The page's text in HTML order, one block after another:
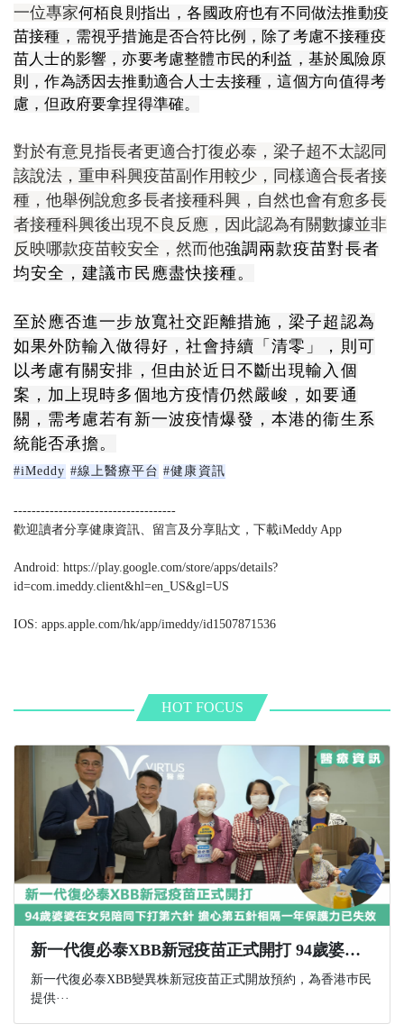
一位專家何栢良則指出，各國政府也有不同做法推動疫
苗接種，需視乎措施是否合符比例，除了考慮不接種疫
苗人士的影響，亦要考慮整體市民的利益，基於風險原
則，作為誘因去推動適合人士去接種，這個方向值得考
慮，但政府要拿捏得準確。
對於有意見指長者更適合打復必泰，梁子超不太認同
該說法，重申科興疫苗副作用較少，同樣適合長者接
種， 他舉例說愈多長者接種科興，自然也會有愈多長
者接種科興後出現不良反應，因此認為有關數據並非
反映哪款疫苗較安全，然而他強調兩款疫苗對長者
均安全，建議市民應盡快接種。
至於應否進一步放寬社交距離措施，梁子超認為
如果外防輸入做得好，社會持續「清零」，則可
以考慮有關安排，但由於近日不斷出現輸入個
案，加上現時多個地方疫情仍然嚴峻，如要通
關，需考慮若有新一波疫情爆發，本港的衞生系
統能否承擔。
#iMeddy #線上醫療平台 #健康資訊
------------------------------------
歡迎讀者分享健康資訊、留言及分享貼文，下載iMeddy App
Android: https://play.google.com/store/apps/details?
id=com.imeddy.client&hl=en_US&gl=US
IOS: apps.apple.com/hk/app/imeddy/id1507871536
HOT FOCUS
新一代復必泰XBB新冠疫苗正式開打 94歲婆婆在女兒陪同下打第六針 擔心第五針相隔一年保護力已失效
新一代復必泰XBB變異株新冠疫苗正式開放預約，為香港巿民
提供···